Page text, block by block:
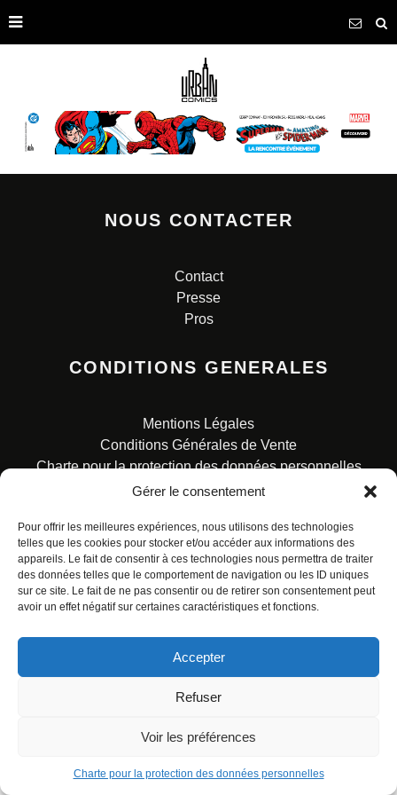
Gérer le consentement
Pour offrir les meilleures expériences, nous utilisons des technologies
telles que les cookies pour stocker et/ou accéder aux informations des
appareils. Le fait de consentir à ces technologies nous permettra de traiter
des données telles que le comportement de navigation ou les ID uniques
sur ce site. Le fait de ne pas consentir ou de retirer son consentement peut
avoir un effet négatif sur certaines caractéristiques et fonctions.
Accepter
Refuser
Voir les préférences
Charte pour la protection des données personnelles
NOUS CONTACTER
Contact
Presse
Pros
CONDITIONS GENERALES
Mentions Légales
Conditions Générales de Vente
Charte pour la protection des données personnelles
© ALL RIGHTS RESERVED. URBAN COMICS POUR LES
ÉDITIONS FRANÇAISES.